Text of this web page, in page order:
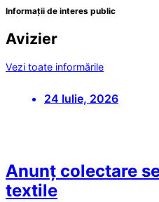
Informații de interes public
Avizier
Vezi toate informările
24 Iulie, 2026
Anunț colectare
textile